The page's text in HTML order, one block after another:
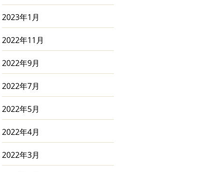
2023年1月
2022年11月
2022年9月
2022年7月
2022年5月
2022年4月
2022年3月